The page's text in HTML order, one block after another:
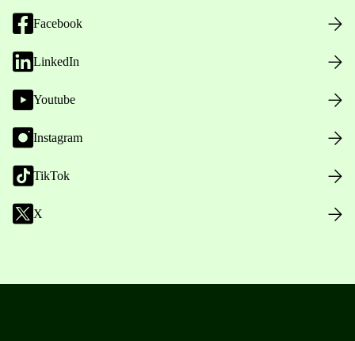
Facebook
LinkedIn
Youtube
Instagram
TikTok
X